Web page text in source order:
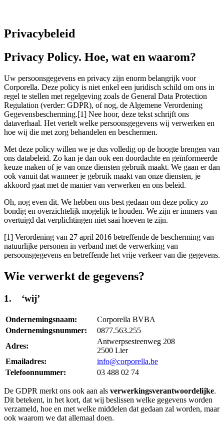
Privacybeleid
Privacy Policy. Hoe, wat en waarom?
Uw persoonsgegevens en privacy zijn enorm belangrijk voor
Corporella. Deze policy is niet enkel een juridisch schild om ons in
regel te stellen met regelgeving zoals de General Data Protection
Regulation (verder: GDPR), of nog, de Algemene Verordening
Gegevensbescherming.[1] Nee hoor, deze tekst schrijft ons
dataverhaal. Het vertelt welke persoonsgegevens wij verwerken en
hoe wij die met zorg behandelen en beschermen.
Met deze policy willen we je dus volledig op de hoogte brengen van
ons databeleid. Zo kan je dan ook een doordachte en geïnformeerde
keuze maken of je van onze diensten gebruik maakt. We gaan er dan
ook vanuit dat wanneer je gebruik maakt van onze diensten, je
akkoord gaat met de manier van verwerken en ons beleid.
Oh, nog even dit. We hebben ons best gedaan om deze policy zo
bondig en overzichtelijk mogelijk te houden. We zijn er immers van
overtuigd dat verplichtingen niet saai hoeven te zijn.
[1] Verordening van 27 april 2016 betreffende de bescherming van
natuurlijke personen in verband met de verwerking van
persoonsgegevens en betreffende het vrije verkeer van die gegevens.
Wie verwerkt de gegevens?
1. ‘wij’
Ondernemingsnaam:
Corporella BVBA
Ondernemingsnummer:
0877.563.255
Adres:
Antwerpsesteenweg 208
2500 Lier
Emailadres:
info@corporella.be
Telefoonnummer:
03 488 02 74
De GDPR merkt ons ook aan als verwerkingsverantwoordelijke.
Dit betekent, in het kort, dat wij beslissen welke gegevens worden
verzameld, hoe en met welke middelen dat gedaan zal worden, maar
ook waarom we dat allemaal doen.